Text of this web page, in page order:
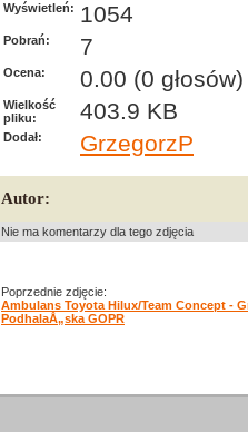
Wyświetleń: 1054
Pobrań: 7
Ocena: 0.00 (0 głosów)
Wielkość
pliku:
403.9 KB
Dodał: GrzegorzP
Autor:
Nie ma komentarzy dla tego zdjęcia
Poprzednie zdjęcie:
Ambulans Toyota Hilux/Team Concept -
PodhalaÅ„ska GOPR